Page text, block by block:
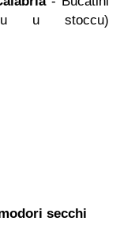
u stoccu)
secchi